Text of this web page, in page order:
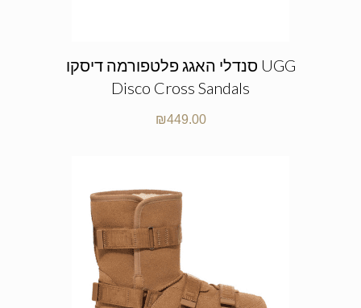
סנדלי האגג פלטפורמה דיסקו UGG
Disco Cross Sandals
₪449.00